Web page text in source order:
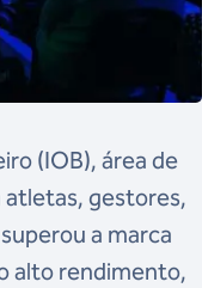
(IOB), área de
gestores,
a marca
alto rendimento,